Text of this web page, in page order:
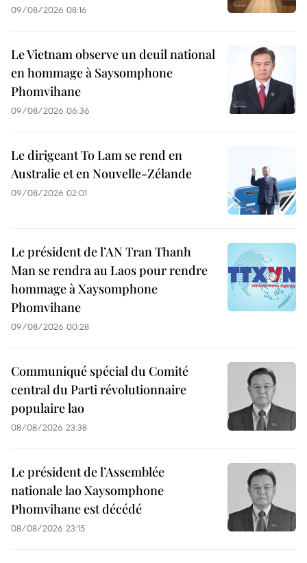
09/08/2026 08:16
Le Vietnam observe un deuil national
en hommage à Saysomphone
Phomvihane
09/08/2026 06:36
Le dirigeant To Lam se rend en
Australie et en Nouvelle-Zélande
09/08/2026 02:01
Le président de l’AN Tran Thanh
Man se rendra au Laos pour rendre
hommage à Xaysomphone
Phomvihane
09/08/2026 00:28
Communiqué spécial du Comité
central du Parti révolutionnaire
populaire lao
08/08/2026 23:38
Le président de l’Assemblée
nationale lao Xaysomphone
Phomvihane est décédé
08/08/2026 23:15